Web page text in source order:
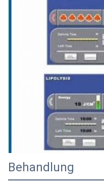
Behandlung